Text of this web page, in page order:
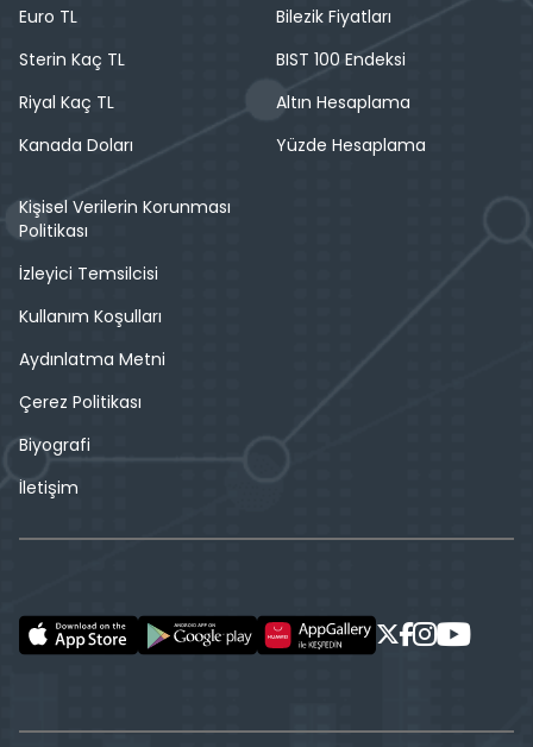
Euro TL
Sterin Kaç TL
Riyal Kaç TL
Kanada Doları
Bilezik Fiyatları
BIST 100 Endeksi
Altın Hesaplama
Yüzde Hesaplama
Kişisel Verilerin Korunması
Politikası
İzleyici Temsilcisi
Kullanım Koşulları
Aydınlatma Metni
Çerez Politikası
Biyografi
İletişim